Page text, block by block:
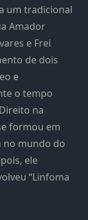
um tradicional
Amador
e Frei
de dois
e
o tempo
na
formou em
no mundo do
ele
“Linfoma